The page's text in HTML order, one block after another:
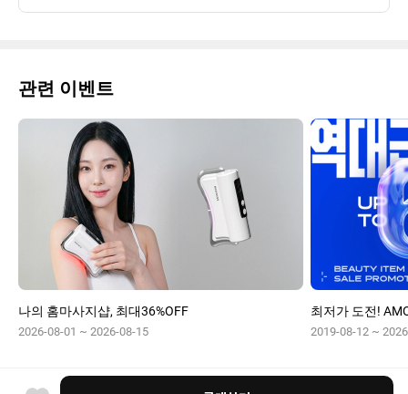
관련 이벤트
나의 홈마사지샵, 최대36%OFF
2026-08-01 ~ 2026-08-15
최저가 도전!
2019-08-12 ~